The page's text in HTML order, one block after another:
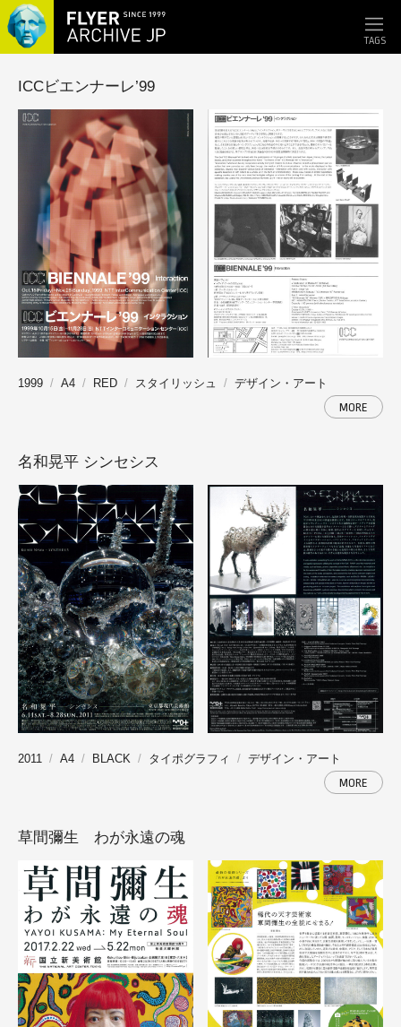
ICCビエンナーレ’99
1999 A4 RED スタイリッシュ
デザイン・アート
MORE
名和晃平 シンセシス
2011 A4 BLACK タイポグラフィ
デザイン・アート
MORE
草間彌生 わが永遠の魂
TAGS